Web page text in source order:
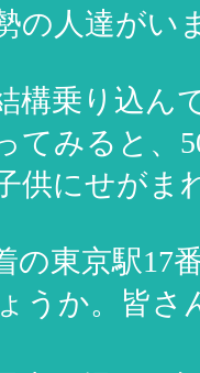
の人達がい
構乗り込ん
てみると、
供にせがま
の東京駅17
うか。皆さ